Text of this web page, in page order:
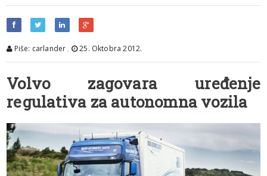
Piše: carlander , 25. Oktobra 2012.
Volvo zagovara uređenje
regulativa za autonomna vozila